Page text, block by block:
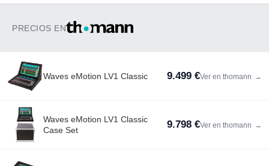
PRECIOS EN
Waves eMotion LV1 Classic 9.499 €Ver en thomann →
Waves eMotion LV1 Classic
Case Set
9.798 €Ver en thomann →